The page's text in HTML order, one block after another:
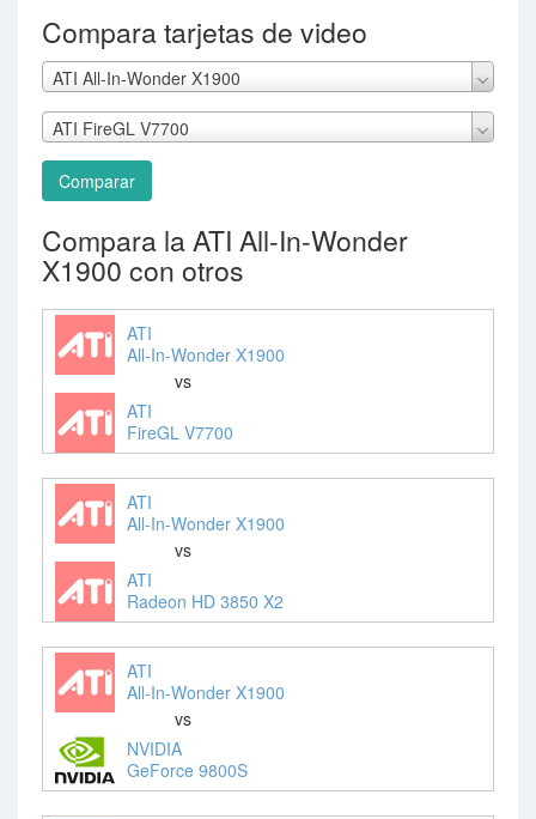
Compara tarjetas de video
ATI All-In-Wonder X1900
ATI FireGL V7700
Comparar
Compara la ATI All-In-Wonder
X1900 con otros
ATI
All-In-Wonder X1900
vs
ATI
FireGL V7700
ATI
All-In-Wonder X1900
vs
ATI
Radeon HD 3850 X2
ATI
All-In-Wonder X1900
vs
NVIDIA
GeForce 9800S